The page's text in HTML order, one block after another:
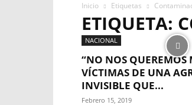
Inicio Etiquetas
ETIQUETA:
NACIONAL
“NO NOS
VÍCTIMAS DE UNA
INVISIBLE QUE...
Febrero 15, 2019